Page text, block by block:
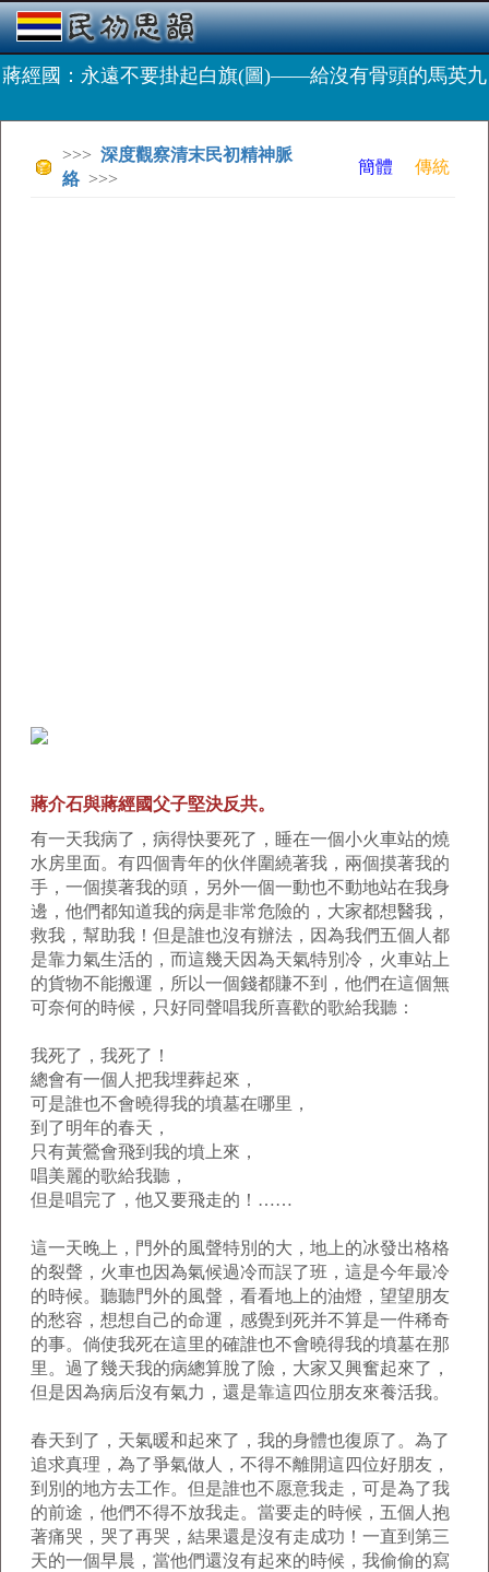
蔣經國：永遠不要掛起白旗(圖)——給沒有骨頭的馬英九
>>> 深度觀察清末民初精神脈
絡 >>>
簡體 傳統
蔣介石與蔣經國父子堅決反共。
有一天我病了，病得快要死了，睡在一個小火車站的燒
水房里面。有四個青年的伙伴圍繞著我，兩個摸著我的
手，一個摸著我的頭，另外一個一動也不動地站在我身
邊，他們都知道我的病是非常危險的，大家都想醫我，
救我，幫助我！但是誰也沒有辦法，因為我們五個人都
是靠力氣生活的，而這幾天因為天氣特別冷，火車站上
的貨物不能搬運，所以一個錢都賺不到，他們在這個無
可奈何的時候，只好同聲唱我所喜歡的歌給我聽：
我死了，我死了！
總會有一個人把我埋葬起來，
可是誰也不會曉得我的墳墓在哪里，
到了明年的春天，
只有黃鶯會飛到我的墳上來，
唱美麗的歌給我聽，
但是唱完了，他又要飛走的！……
這一天晚上，門外的風聲特別的大，地上的冰發出格格
的裂聲，火車也因為氣候過冷而誤了班，這是今年最冷
的時候。聽聽門外的風聲，看看地上的油燈，望望朋友
的愁容，想想自己的命運，感覺到死并不算是一件稀奇
的事。倘使我死在這里的確誰也不會曉得我的墳墓在那
里。過了幾天我的病總算脫了險，大家又興奮起來了，
但是因為病后沒有氣力，還是靠這四位朋友來養活我。
春天到了，天氣暖和起來了，我的身體也復原了。為了
追求真理，為了爭氣做人，不得不離開這四位好朋友，
到別的地方去工作。但是誰也不愿意我走，可是為了我
的前途，他們不得不放我走。當要走的時候，五個人抱
著痛哭，哭了再哭，結果還是沒有走成功！一直到第三
天的一個早晨，當他們還沒有起來的時候，我偷偷的寫